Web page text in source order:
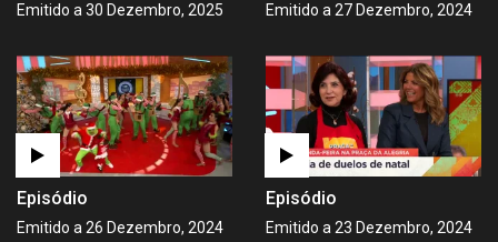
Emitido a 30 Dezembro, 2025 Emitido a 27 Dezembro, 2024
Episódio
Emitido a 26 Dezembro, 2024
Episódio
Emitido a 23 Dezembro, 2024